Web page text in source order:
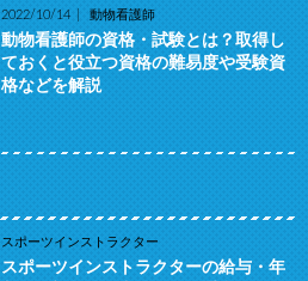
2022/10/14 動物看護師
動物看護師の資格・試験とは？取得し
ておくと役立つ資格の難易度や受験資
格などを解説
スポーツインストラクター
スポーツインストラクターの給与・年